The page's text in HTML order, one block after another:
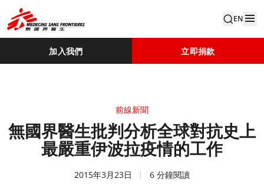
EN
加入我們 立即捐款
前線新聞
無國界醫生批判分析全球對抗史上
最嚴重伊波拉疫情的工作
2015年3月23日 6 分鐘閱讀